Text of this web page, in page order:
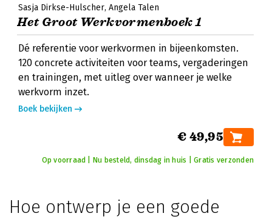
Sasja Dirkse-Hulscher Angela Talen
Het Groot Werkvormenboek 1
Dé referentie voor werkvormen in bijeenkomsten.
120 concrete activiteiten voor teams, vergaderingen
en trainingen, met uitleg over wanneer je welke
werkvorm inzet.
Boek bekijken
€ 49,95
Op voorraad | Nu besteld, dinsdag in huis | Gratis verzonden
Hoe ontwerp je een goede